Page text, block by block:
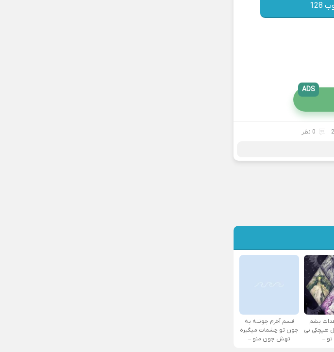
ADS
0 نظر
بشم
هیچکی نی
تو –
قسم آخرم جونته به
جون تو چشمات میگیره
تهش جون منو –